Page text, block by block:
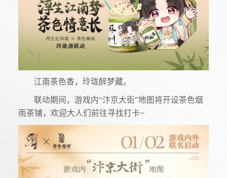
江南茶色香，玲珑醉梦藏。
联动期间，游戏内“汴京大街”地图将开设茶色烟
雨茶铺，欢迎大人们前往寻找打卡~